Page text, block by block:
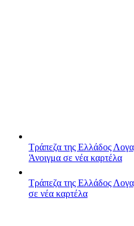
Τράπεζα της Ελλάδος
Άνοιγμα σε νέα καρτέλα
Τράπεζα της Ελλάδος
σε νέα καρτέλα